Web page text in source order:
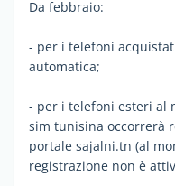
Da febbraio:
- per i telefoni
automatica;
- per i telefoni esteri al
sim tunisina occorrerà
portale sajalni.tn (al
registrazione non è